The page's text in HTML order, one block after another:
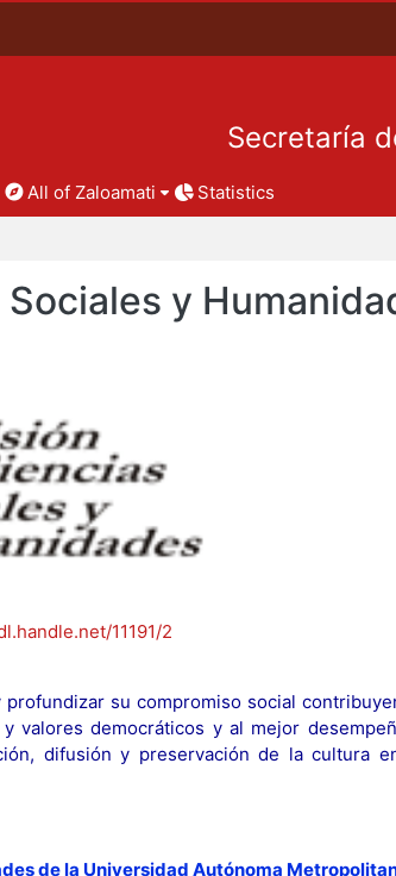
Secretaría
All of Zaloamati Statistics
y
11191/2
su compromiso social
valores democráticos y al mejor
difusión y preservación de la cultura
de la Universidad Autónoma